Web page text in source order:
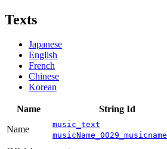
Texts
Japanese
English
French
Chinese
Korean
Name String Id
Name
music_text
musicName_0029_musicname